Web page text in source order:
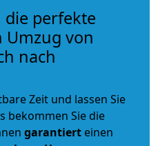
perfekte
von
nach
Zeit und lassen Sie
bekommen Sie die
garantiert einen